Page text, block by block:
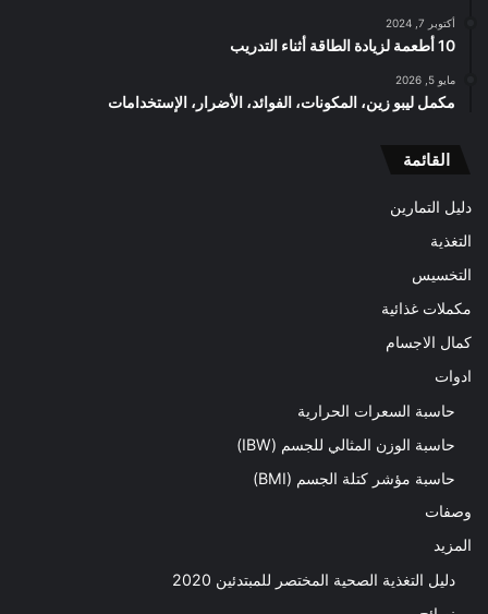
أكتوبر 7, 2024
10 أطعمة لزيادة الطاقة أثناء التدريب
مايو 5, 2026
مكمل ليبو زين، المكونات، الفوائد، الأضرار، الإستخدامات
القائمة
دليل التمارين
التغذية
التخسيس
مكملات غذائية
كمال الاجسام
ادوات
حاسبة السعرات الحرارية
حاسبة الوزن المثالي للجسم (IBW)
حاسبة مؤشر كتلة الجسم (BMI)
وصفات
المزيد
دليل التغذية الصحية المختصر للمبتدئين 2020​